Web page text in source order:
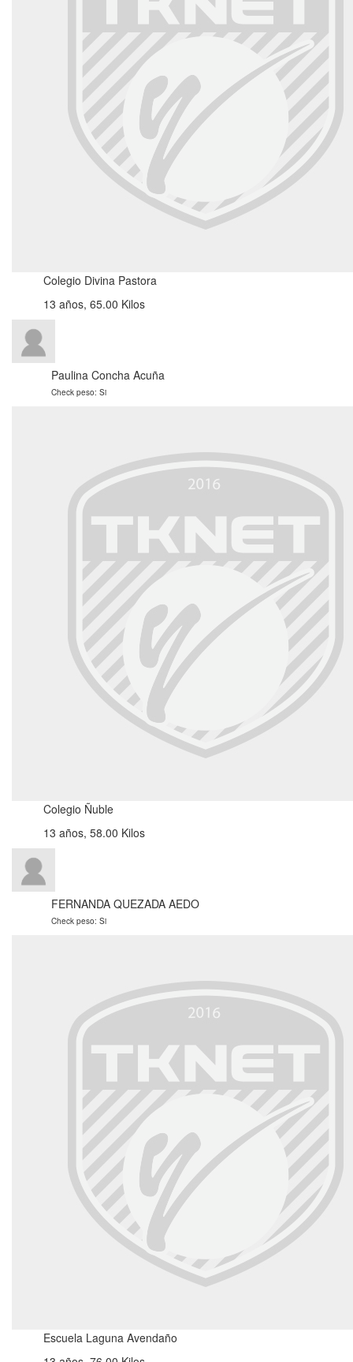
Colegio Divina Pastora
13 años, 65.00 Kilos
Paulina Concha Acuña
Check peso: Si
Colegio Ñuble
13 años, 58.00 Kilos
FERNANDA QUEZADA AEDO
Check peso: Si
Escuela Laguna Avendaño